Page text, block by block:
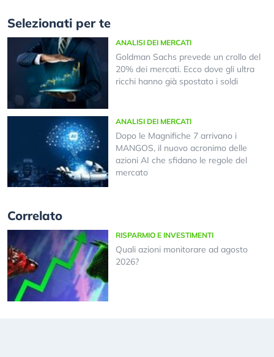
Selezionati per te
ANALISI DEI MERCATI
Goldman Sachs prevede un crollo del
20% dei mercati. Ecco dove gli ultra
ricchi hanno già spostato i soldi
ANALISI DEI MERCATI
Dopo le Magnifiche 7 arrivano i
MANGOS, il nuovo acronimo delle
azioni AI che sfidano le regole del
mercato
Correlato
RISPARMIO E INVESTIMENTI
Quali azioni monitorare ad agosto
2026?